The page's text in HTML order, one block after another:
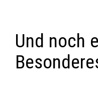
Und noch